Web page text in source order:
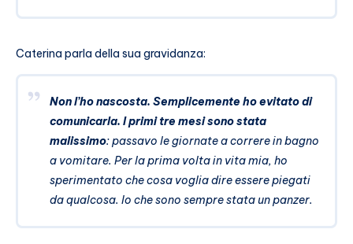
Caterina parla della sua gravidanza:
Non l’ho nascosta. Semplicemente ho evitato di
comunicarla. I primi tre mesi sono stata
malissimo: passavo le giornate a correre in bagno
a vomitare. Per la prima volta in vita mia, ho
sperimentato che cosa voglia dire essere piegati
da qualcosa. Io che sono sempre stata un panzer.